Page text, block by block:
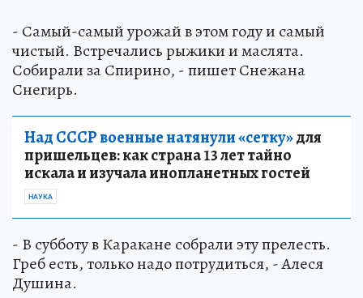
- Самый-самый урожай в этом году и самый
чистый. Встречались рыжики и маслята.
Собирали за Спирино, - пишет Снежана
Снегирь.
Над СССР военные натянули «сетку»для
пришельцев: как страна 13 лет тайно
искала и изучала инопланетных гостей
НАУКА
- В субботу в Каракане собрали эту прелесть.
Греб есть, только надо потрудиться, - Алеся
Душина.